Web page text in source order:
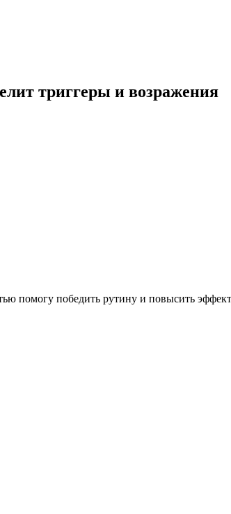
триггеры и возражения
помогу победить рутину и повысить